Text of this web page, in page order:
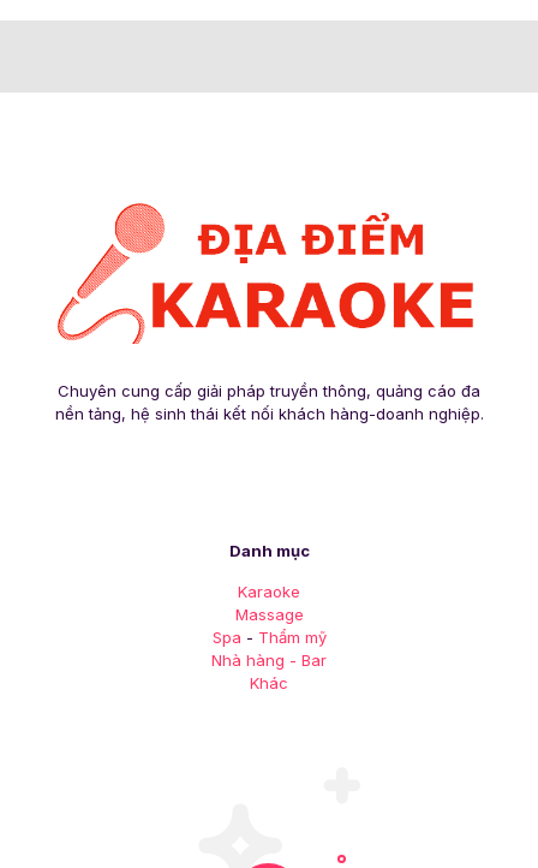
Chuyên cung cấp giải pháp truyền thông, quảng cáo đa
nền tảng, hệ sinh thái kết nối khách hàng-doanh nghiệp.
Danh mục
Karaoke
Massage
Spa - Thẩm mỹ
Nhà hàng - Bar
Khác